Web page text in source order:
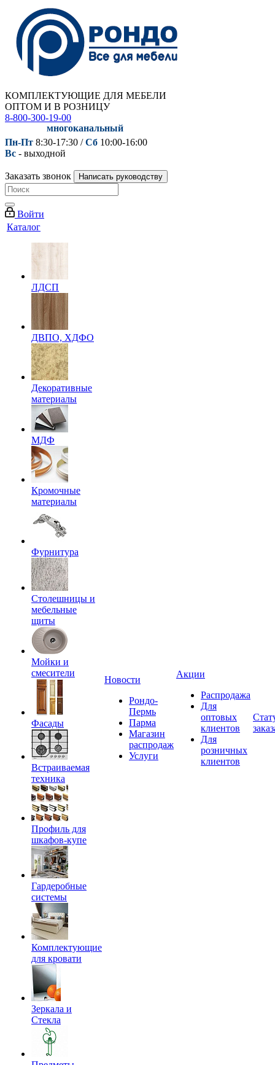
КОМПЛЕКТУЮЩИЕ ДЛЯ МЕБЕЛИ
ОПТОМ И В РОЗНИЦУ
8-800-300-19-00
многоканальный
Пн-Пт 8:30-17:30 /Сб 10:00-16:00
Вс - выходной
Заказать звонок Написать руководству
Войти
Каталог
ЛДСП
ДВПО, ХДФО
Декоративные
материалы
МДФ
Кромочные
материалы
Фурнитура
Столешницы и
мебельные
щиты
Мойки и
смесители
Фасады
Встраиваемая
техника
Профиль для
шкафов-купе
Гардеробные
системы
Комплектующие
для кровати
Зеркала и
Стекла
Новости
Рондо-
Пермь
Парма
Магазин
распродаж
Услуги
Акции
Распродажа
Для
оптовых
клиентов
Для
розничных
клиентов